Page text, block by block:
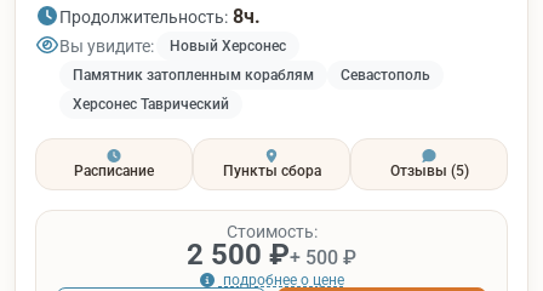
Продолжительность: 8ч.
Вы увидите:
Новый Херсонес
Памятник затопленным кораблям
Севастополь
Херсонес Таврический
Расписание Пункты сбора Отзывы (5)
Стоимость:
2 500 ₽+ 500 ₽
подробнее о цене